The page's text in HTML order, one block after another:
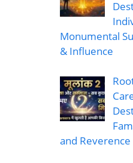
Monumental
& Influence
and Reverence